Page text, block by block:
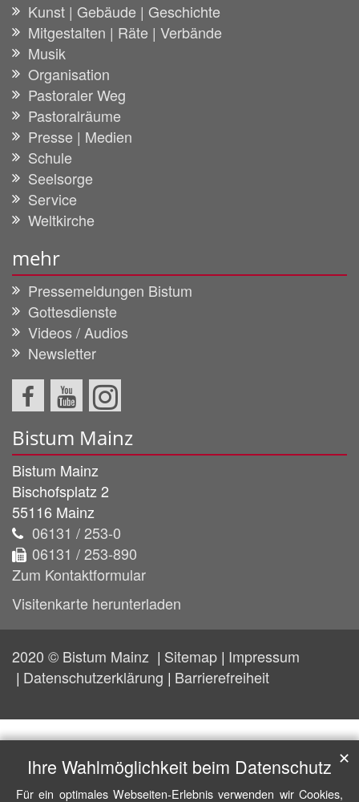
Kunst | Gebäude | Geschichte
Mitgestalten | Räte | Verbände
Musik
Organisation
Pastoraler Weg
Pastoralräume
Presse | Medien
Schule
Seelsorge
Service
Weltkirche
mehr
Pressemeldungen Bistum
Gottesdienste
Videos / Audios
Newsletter
Bistum Mainz
Bistum Mainz
Bischofsplatz 2
55116 Mainz
06131 / 253-0
06131 / 253-890
Zum Kontaktformular
Visitenkarte herunterladen
2020 © Bistum Mainz Sitemap Impressum
Datenschutzerklärung
Barrierefreiheit
Ihre Wahlmöglichkeit beim Datenschutz
Für ein optimales Webseiten-Erlebnis verwenden wir Cookies,
✕